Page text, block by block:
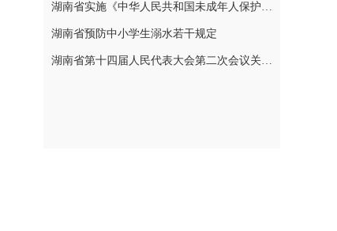
湖南省实施《中华人民共和国未成年人保护法》若干规定
湖南省预防中小学生溺水若干规定
湖南省第十四届人民代表大会第二次会议关于湖南省人民代表大会常务委员会工作报告的决议